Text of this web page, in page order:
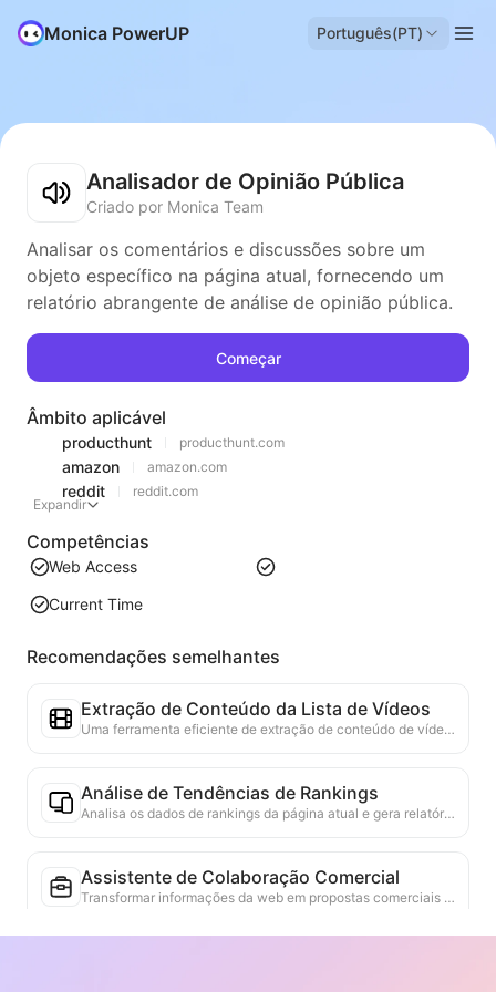
Monica PowerUP Português(PT)
Analisador de Opinião Pública
Criado por Monica Team
Analisar os comentários e discussões sobre um
objeto específico na página atual, fornecendo um
relatório abrangente de análise de opinião pública.
Começar
Âmbito aplicável
producthunt producthunt.com
amazon amazon.com
reddit
reddit.com
Expandir
Competências
Web Access
Current Time
Recomendações semelhantes
Extração de Conteúdo da Lista de Vídeos
Uma ferramenta eficiente de extração de conteúdo de vídeo da web, capaz de escanear rapidamente páginas da web e organizar as informações de vídeo em uma tabela Markdown estruturada.
Análise de Tendências de Rankings
Analisa os dados de rankings da página atual e gera relatórios de tendências. Identifica categorias populares, tipos de produtos em rápida ascensão e tecnologias emergentes. Fornece insights de mercado em tempo real para ajudar a entender as últimas tendências de produtos e movimentos de mercado.
Assistente de Colaboração Comercial
Transformar informações da web em propostas comerciais personalizadas, mensagens privadas de colaboração, fornecendo modelos prontos e guias de acompanhamento, simplificando o processo de colaboração.